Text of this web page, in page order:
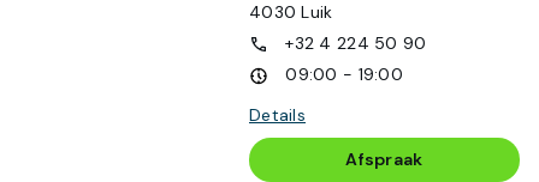
4030Luik
+32 4 224 50 90
09:00 - 19:00
Details
Afspraak